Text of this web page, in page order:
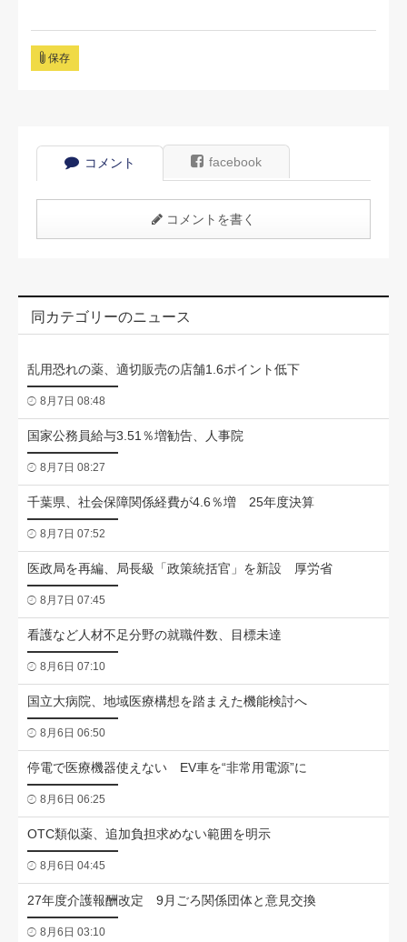
保存
コメント facebook
コメントを書く
同カテゴリーのニュース
乱用恐れの薬、適切販売の店舗1.6ポイント低下
8月7日 08:48
国家公務員給与3.51％増勧告、人事院
8月7日 08:27
千葉県、社会保障関係経費が4.6％増 25年度決算
8月7日 07:52
医政局を再編、局長級「政策統括官」を新設 厚労省
8月7日 07:45
看護など人材不足分野の就職件数、目標未達
8月6日 07:10
国立大病院、地域医療構想を踏まえた機能検討へ
8月6日 06:50
停電で医療機器使えない EV車を“非常用電源”に
8月6日 06:25
OTC類似薬、追加負担求めない範囲を明示
8月6日 04:45
27年度介護報酬改定 9月ごろ関係団体と意見交換
8月6日 03:10